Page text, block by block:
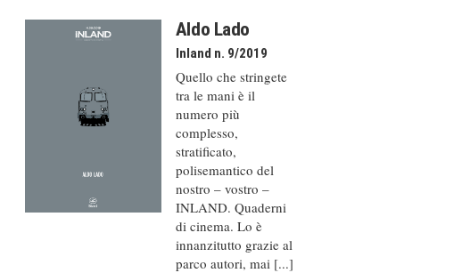
Aldo Lado
Inland n. 9/2019
Quello che stringete
tra le mani è il
numero più
complesso,
stratificato,
polisemantico del
nostro – vostro –
INLAND. Quaderni
di cinema. Lo è
innanzitutto grazie al
parco autori, mai [...]